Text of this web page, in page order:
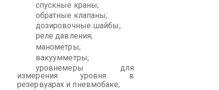
спускные краны;
обратные клапаны;
дозировочные шайбы;
реле давления;
манометры;
вакуумметры;
уровнемеры для
измерения уровня в
резервуарах и пневмобаке;